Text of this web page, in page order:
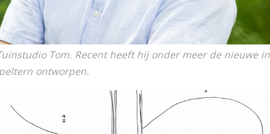
Tom. Recent heeft hij onder meer de nieuwe
ontworpen.